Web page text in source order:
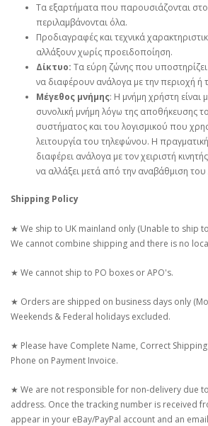
Τα εξαρτήματα που παρουσιάζονται
περιλαμβάνονται όλα.
Προδιαγραφές και τεχνικά
αλλάξουν χωρίς προειδοποίηση.
Δίκτυο: Τα εύρη ζώνης που
να διαφέρουν ανάλογα με την περιοχή
Μέγεθος μνήμης: Η μνήμη χρήστη είναι
συνολική μνήμη λόγω της αποθήκευσης
συστήματος και του λογισμικού που
λειτουργία του τηλεφώνου. Η
διαφέρει ανάλογα με τον χειριστή
να αλλάξει μετά από την αναβάθμιση του
Shipping Policy
★ We ship to UK mainland only (Unable to ship
We cannot combine shipping and there is no
★ We cannot ship to PO boxes or APO's.
★ Orders are shipped on business days only
Weekends & Federal holidays excluded.
★ Please have Complete Name, Correct
Phone on Payment Invoice.
★ We are not responsible for non-delivery due
address. Once the tracking number is received
appear in your eBay/PayPal account and an